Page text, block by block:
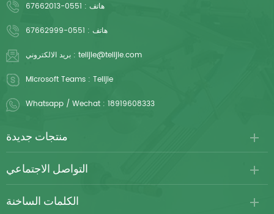
هاتف : 0551-67662013
هاتف : 0551-67662999
بريد الالكتروني : telijie@telijie.com
Microsoft Teams : Telijie
Whatsapp / Wechat : 18919608333
منتجات جديدة
التواصل الاجتماعي
الكلمات الساخنة